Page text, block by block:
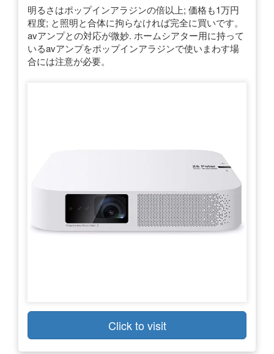
明るさはポップインアラジンの倍以上; 価格も1万円
程度; と照明と合体に拘らなければ完全に買いです。
avアンプとの対応が微妙. ホームシアター用に持って
いるavアンプをポップインアラジンで使いまわす場
合には注意が必要。
Click to visit